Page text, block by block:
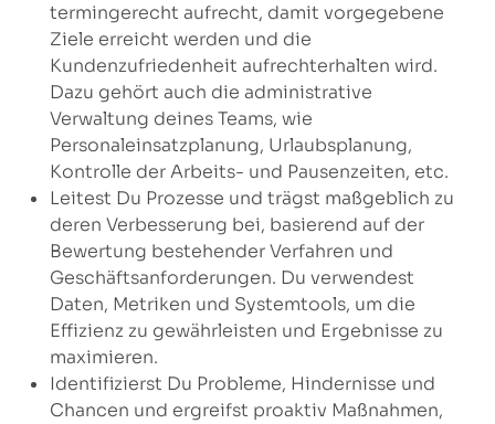
termingerecht aufrecht, damit vorgegebene
Ziele erreicht werden und die
Kundenzufriedenheit aufrechterhalten wird.
Dazu gehört auch die administrative
Verwaltung deines Teams, wie
Personaleinsatzplanung, Urlaubsplanung,
Kontrolle der Arbeits- und Pausenzeiten, etc.
Leitest Du Prozesse und trägst maßgeblich zu
deren Verbesserung bei, basierend auf der
Bewertung bestehender Verfahren und
Geschäftsanforderungen. Du verwendest
Daten, Metriken und Systemtools, um die
Effizienz zu gewährleisten und Ergebnisse zu
maximieren.
Identifizierst Du Probleme, Hindernisse und
Chancen und ergreifst proaktiv Maßnahmen,